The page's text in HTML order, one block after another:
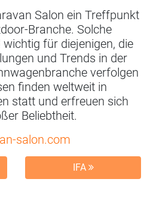
Salon ein Treffpunkt
Branche. Solche
für diejenigen, die
und Trends in der
verfolgen
finden weltweit in
statt und erfreuen sich
Beliebtheit.
salon.com
IFA